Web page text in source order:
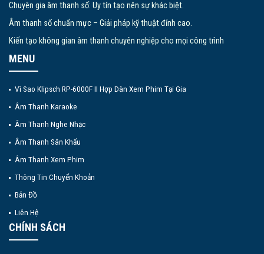
Chuyên gia âm thanh số: Uy tín tạo nên sự khác biệt.
Âm thanh số chuẩn mực – Giải pháp kỹ thuật đỉnh cao.
Kiến tạo không gian âm thanh chuyên nghiệp cho mọi công trình
MENU
Vì Sao Klipsch RP-6000F II Hợp Dàn Xem Phim Tại Gia
Âm Thanh Karaoke
Âm Thanh Nghe Nhạc
Âm Thanh Sân Khấu
Âm Thanh Xem Phim
Thông Tin Chuyển Khoản
Bản Đồ
Liên Hệ
CHÍNH SÁCH